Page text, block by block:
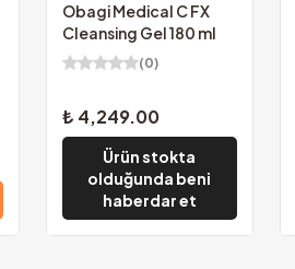
Obagi Medical C FX
Cleansing Gel 180 ml
(0)
₺ 4,249.00
Ürün stokta
olduğunda beni
haberdar et